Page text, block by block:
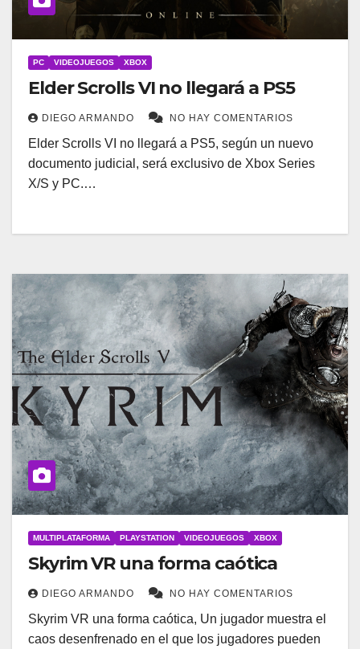
PC VIDEOJUEGOS XBOX
Elder Scrolls VI no llegará a PS5
DIEGO ARMANDO NO HAY COMENTARIOS
Elder Scrolls VI no llegará a PS5, según un nuevo
documento judicial, será exclusivo de Xbox Series
X/S y PC.…
MULTIPLATAFORMA PLAYSTATION VIDEOJUEGOS XBOX
Skyrim VR una forma caótica
DIEGO ARMANDO NO HAY COMENTARIOS
Skyrim VR una forma caótica, Un jugador muestra el
caos desenfrenado en el que los jugadores pueden